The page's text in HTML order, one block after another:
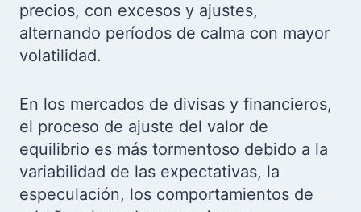
precios, con excesos y ajustes,
alternando períodos de calma con mayor
volatilidad.
En los mercados de divisas y financieros,
el proceso de ajuste del valor de
equilibrio es más tormentoso debido a la
variabilidad de las expectativas, la
especulación, los comportamientos de